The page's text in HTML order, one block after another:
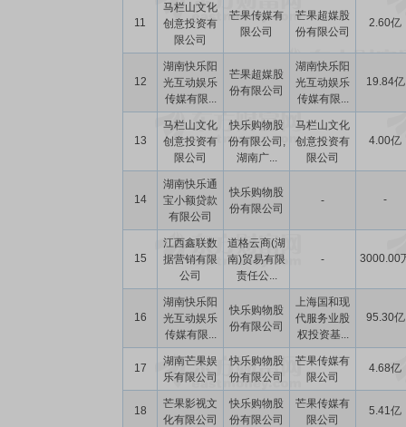
11
马栏山文化
创意投资有
限公司
芒果传媒有
限公司
芒果超媒股
份有限公司
2.60亿
12
湖南快乐阳
光互动娱乐
传媒有限...
芒果超媒股
份有限公司
湖南快乐阳
光互动娱乐
传媒有限...
19.84亿
13
马栏山文化
创意投资有
限公司
快乐购物股
份有限公司,
湖南广...
马栏山文化
创意投资有
限公司
4.00亿
14
湖南快乐通
宝小额贷款
有限公司
快乐购物股
份有限公司
- -
15
江西鑫联数
据营销有限
公司
道格云商(湖
南)贸易有限
责任公...
- 3000.00
16
湖南快乐阳
光互动娱乐
传媒有限...
快乐购物股
份有限公司
上海国和现
代服务业股
权投资基...
95.30亿
17
湖南芒果娱
乐有限公司
快乐购物股
份有限公司
芒果传媒有
限公司
4.68亿
18
芒果影视文
化有限公司
快乐购物股
份有限公司
芒果传媒有
限公司
5.41亿